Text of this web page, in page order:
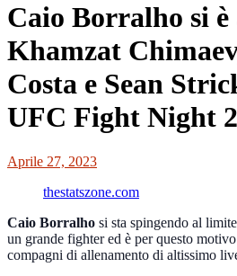
Caio Borralho si
Khamzat
Costa e Sean
UFC Fight Night
Aprile 27, 2023
thestatszone.com
Caio Borralho si sta spingendo al
un grande fighter ed è per questo
compagni di allenamento di altissimo